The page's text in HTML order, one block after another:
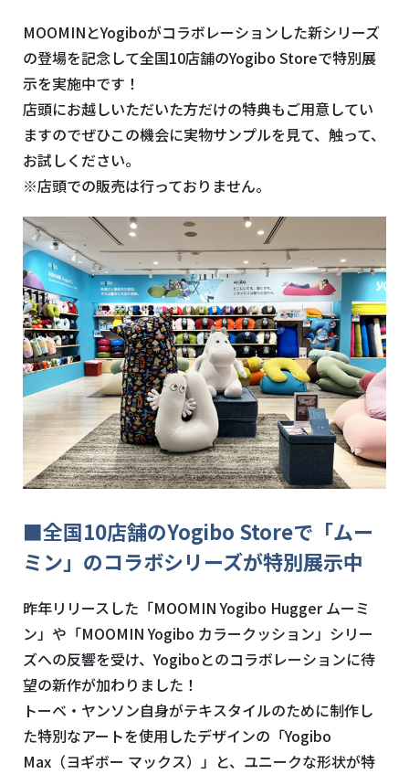
MOOMINとYogiboがコラボレーションした新シリーズ
の登場を記念して全国10店舗のYogibo Storeで特別展
示を実施中です！
店頭にお越しいただいた方だけの特典もご用意してい
ますのでぜひこの機会に実物サンプルを見て、触って、
お試しください。
※店頭での販売は行っておりません。
■全国10店舗のYogibo Storeで「ムー
ミン」のコラボシリーズが特別展示中
昨年リリースした「MOOMIN Yogibo Hugger ムーミ
ン」や「MOOMIN Yogibo カラークッション」シリー
ズへの反響を受け、Yogiboとのコラボレーションに待
望の新作が加わりました！
トーベ・ヤンソン自身がテキスタイルのために制作し
た特別なアートを使用したデザインの「Yogibo
Max（ヨギボー マックス）」と、ユニークな形状が特